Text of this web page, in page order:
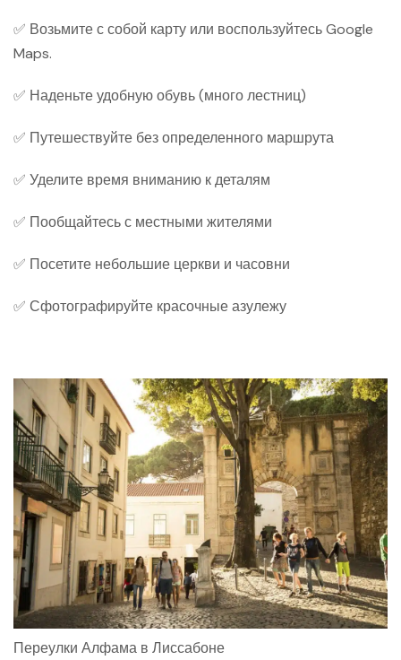
✅ Возьмите с собой карту или воспользуйтесь Google
Maps.
✅ Наденьте удобную обувь (много лестниц)
✅ Путешествуйте без определенного маршрута
✅ Уделите время вниманию к деталям
✅ Пообщайтесь с местными жителями
✅ Посетите небольшие церкви и часовни
✅ Сфотографируйте красочные азулежу
Переулки Алфама в Лиссабоне